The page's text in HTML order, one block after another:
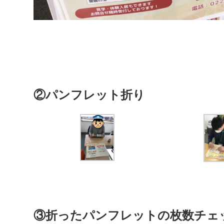
②パンフレット折り
③折ったパンフレットの枚数チェ